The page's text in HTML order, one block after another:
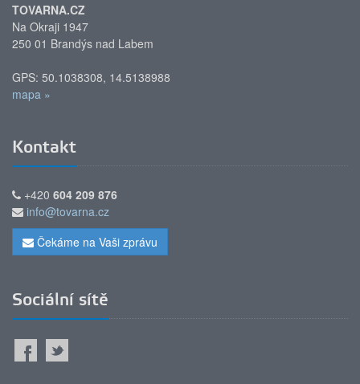
TOVARNA.CZ
Na Okraji 1947
250 01 Brandýs nad Labem
GPS: 50.1038308, 14.5138988
mapa »
Kontakt
+420 604 209 876
info@tovarna.cz
Čekáme na Vaši zprávu
Sociální sítě